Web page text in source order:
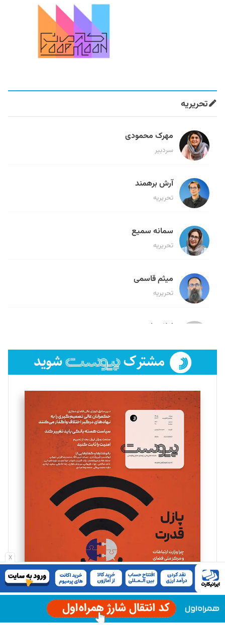
x
تحریریه
مهرک محمودی
سردبیر
آرش برهمند
تحریریه
سمانه سمیع
تحریریه
میثم قاسمی
تحریریه
لیلا حنارود
فائزه فتحی رستمی
تحریریه
سروش کرمیان
تحریریه
مینا پاکدل
یسنا امان‌پور
تحریریه
ملینا جعفری
تحریریه
مصطفی مسجدی آرانی